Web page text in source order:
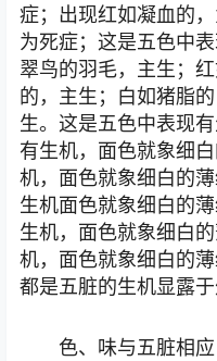
症；出现红如凝血的
为死症；这是五色中
翠鸟的羽毛，主生；
的，主生；白如猪脂
生。这是五色中表现
有生机，面色就象细
机，面色就象细白的
生机面色就象细白的
生机，面色就象细白
机，面色就象细白的
都是五脏的生机显露于
色、味与五脏相